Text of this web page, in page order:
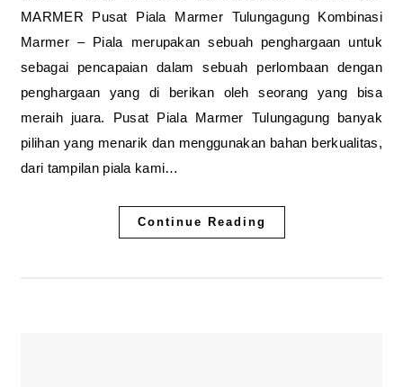
MARMER Pusat Piala Marmer Tulungagung Kombinasi
Marmer – Piala merupakan sebuah penghargaan untuk
sebagai pencapaian dalam sebuah perlombaan dengan
penghargaan yang di berikan oleh seorang yang bisa
meraih juara. Pusat Piala Marmer Tulungagung banyak
pilihan yang menarik dan menggunakan bahan berkualitas,
dari tampilan piala kami…
Continue Reading